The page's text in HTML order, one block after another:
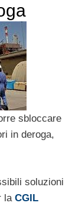
sbloccare
in deroga,
soluzioni
la CGIL